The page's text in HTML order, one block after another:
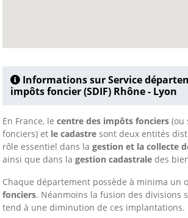
Informations sur Service
impôts foncier (SDIF) Rhône - Lyon
En France, le centre des impôts fonciers (ou
fonciers) et le cadastre sont deux entités
rôle essentiel dans la gestion et la collecte
ainsi que dans la gestion cadastrale des
Chaque département possède à minima un
fonciers. Néanmoins la fusion des divisions
tend à une diminution de ces implantations.